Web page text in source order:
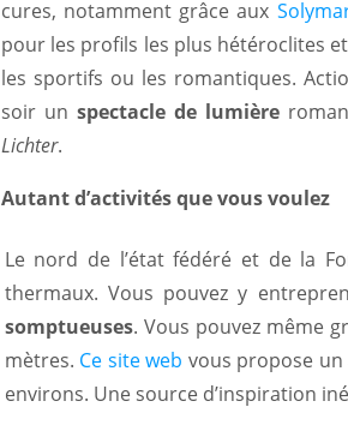
cures, notamment grâce aux
pour les profils les plus hétéroclites
les sportifs ou les romantiques.
soir un spectacle de lumière
Lichter.
Autant d’activités que vous voulez
Le nord de l’état fédéré et de la
thermaux. Vous pouvez y
somptueuses. Vous pouvez même
mètres. Ce site web vous propose un
environs. Une source d’inspiration